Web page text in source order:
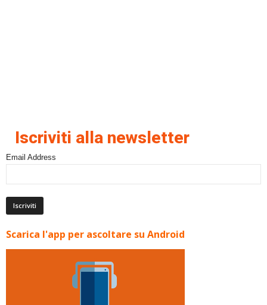
Iscriviti alla newsletter
Email Address
Scarica l'app per ascoltare su Android